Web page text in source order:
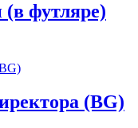
футляре)
(BG)